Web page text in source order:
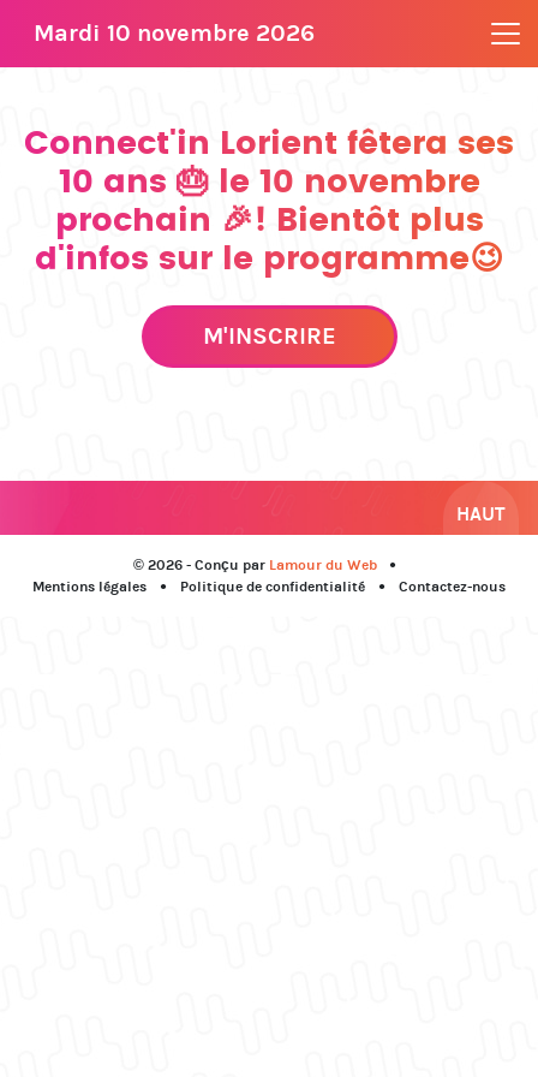
Mardi 10 novembre 2026
Connect'in Lorient fêtera ses
10 ans 🎂 le 10 novembre
prochain 🎉! Bientôt plus
d'infos sur le programme😉
M'INSCRIRE
HAUT
© 2026 - Conçu par Lamour du Web
Mentions légales
Politique de confidentialité Contactez-nous